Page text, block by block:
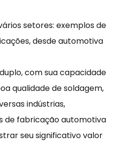
setores: exemplos de
desde automotiva
com sua capacidade
qualidade de soldagem,
indústrias,
de fabricação automotiva
seu significativo valor